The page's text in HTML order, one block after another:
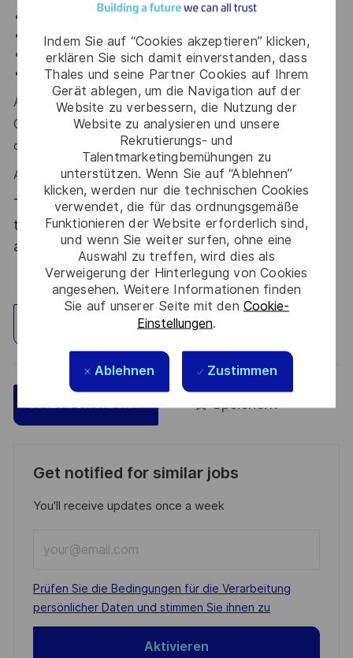
Indem Sie auf “Cookies akzeptieren” klicken,
erklären Sie sich damit einverstanden, dass
Thales und seine Partner Cookies auf Ihrem
Gerät ablegen, um die Navigation auf der
Website zu verbessern, die Nutzung der
Website zu analysieren und unsere
Rekrutierungs- und
Talentmarketingbemühungen zu
unterstützen. Wenn Sie auf “Ablehnen”
klicken, werden nur die technischen Cookies
verwendet, die für das ordnungsgemäße
Funktionieren der Website erforderlich sind,
und wenn Sie weiter surfen, ohne eine
Auswahl zu treffen, wird dies als
Verweigerung der Hinterlegung von Cookies
angesehen. Weitere Informationen finden
Sie auf unserer Seite mit den Cookie-
Einstellungen.
Ablehnen Zustimmen
Optique non-linéaire, LIDAR, optique quantique.
Instrumentation/interfaçage et traitement d’images.
Maîtrise deMatlab, SolidWorksouFreeCad.
Anglais (niveau C1 attendu)
Autonomie, Rigueur scientifique, Esprit d’équipe,
Capacité à communiquer des résultats techniques
des atouts que l'on vous reconnait ?
Alors ce poste est fait pour vous !
Thales, entreprise Handi-Engagée, reconnait
tous les talents. La diversité est notre meilleur
atout. Postulez et rejoignez nous !
Standort erkunden
Speichern
Get notified for similar jobs
You'll receive updates once a week
Email
address
(Required)
Required
Prüfen Sie die Bedingungen für die Verarbeitung
persönlicher Daten und stimmen Sie ihnen zu
Aktivieren